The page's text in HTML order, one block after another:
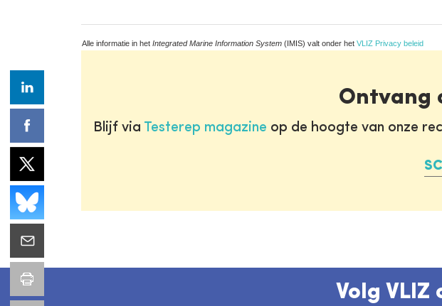
Alle informatie in het Integrated Marine Information System (IMIS) valt onder het VLIZ Privacy beleid
Ontvang
Blijf via Testerep magazine op de hoogte van onze
Volg